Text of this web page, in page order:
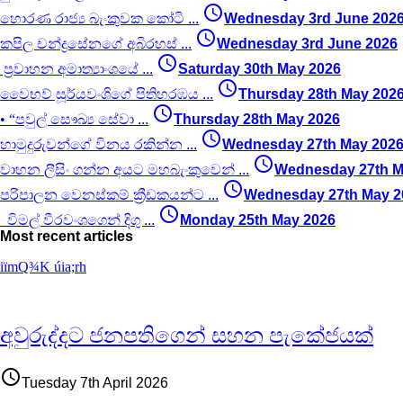
හොරණ රාජ්‍ය බැංකුවක කෝටි ... access_timeWednesday 3rd June
කපිල චන්ද්‍රසේනගේ අබිරහස් ... access_timeWednesday 3rd June 2026
ප්‍රවාහන අමාත්‍යාංශයේ ... access_timeSaturday 30th May 2026
වෛභව් සූර්යවංශිගේ පිතිහරඹය ... access_timeThursday 28th May
• “පවුල් සෞඛ්‍ය සේවා ... access_timeThursday 28th May 2026
හාමුදුරුවන්ගේ විනය රකින්න ... access_timeWednesday 27th May 2026
වාහන ලීසිං ගන්න අයට මහබැංකුවෙන් ... access_timeWednesday 27th
පරිපාලන වෙනස්කම් ක්‍රීඩකයන්ට ... access_timeWednesday 27th May
විමල් වීරවංශගෙන් දිගු ... access_time Monday 25th May 2026
Most recent articles
iïmQ¾K úia;rh
අවුරුද්දට ජනපතිගෙන් සහන පැකේජයක්
access_timeTuesday 7th April 2026